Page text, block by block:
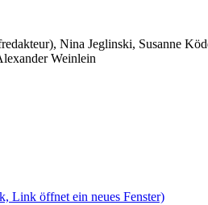
Nina Jeglinski, Susanne
Weinlein
Link öffnet ein neues Fenster)